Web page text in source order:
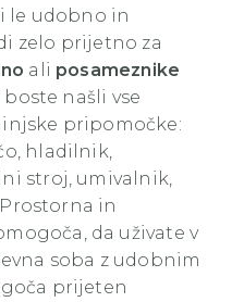
le udobno in
zelo prijetno za
ali posameznike
našli vse
pripomočke:
hladilnik,
stroj, umivalnik,
in
da uživate v
soba z udobnim
prijeten